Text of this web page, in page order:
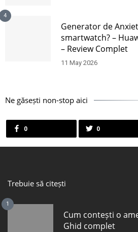
4
Generator de
smartwatch? –
– Review Complet
11 May 2026
Ne găsești non-stop aici
0 0
Trebuie să citești
1
Cum contești o
Ghid complet